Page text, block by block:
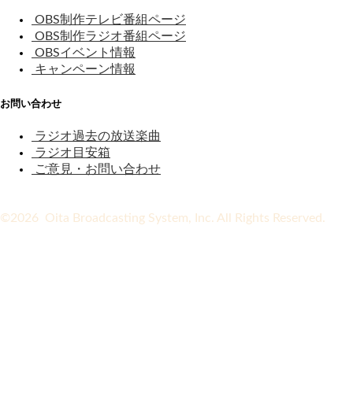
OBS制作テレビ番組ページ
OBS制作ラジオ番組ページ
OBSイベント情報
キャンペーン情報
お問い合わせ
ラジオ過去の放送楽曲
ラジオ目安箱
ご意見・お問い合わせ
©2026 Oita Broadcasting System, Inc. All Rights Reserved.